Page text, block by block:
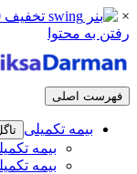
×
رفتن به محتوا
فهرست اصلی
بیمه تکمیلی
بیمه
بیمه